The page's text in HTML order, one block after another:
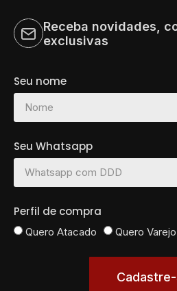
Receba novidades,
exclusivas
Seu nome
Seu Whatsapp
Perfil de compra
Quero Atacado Quero Varejo